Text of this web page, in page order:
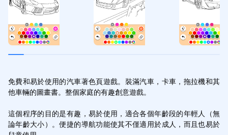
免費和易於使用的汽車著色頁遊戲。裝滿汽車，卡車，拖拉機和其
他車輛的圖畫書。整個家庭的有趣創意遊戲。
這個程序的目的是有趣，易於使用，適合各個年齡段的年輕人（無
論年齡大小）。便捷的導航功能使其不僅適用於成人，而且也易於